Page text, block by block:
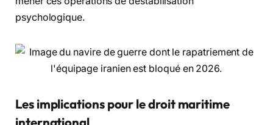
psychologique.
Les implications pour le droit maritime